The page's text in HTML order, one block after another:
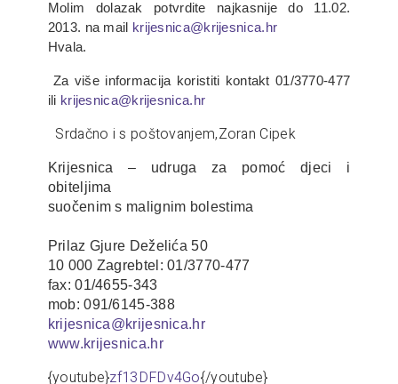
Molim dolazak potvrdite najkasnije do 11.02.
2013. na mail
krijesnica@krijesnica.hr
Hvala.
Za više informacija koristiti kontakt 01/3770-477
ili krijesnica@krijesnica.hr
Srdačno i s poštovanjem,Zoran Cipek
Krijesnica – udruga za pomoć djeci i
obiteljima
suočenim s malignim bolestima
Prilaz Gjure Deželića 50
10 000 Zagrebtel: 01/3770-477
fax: 01/4655-343
mob: 091/6145-388
krijesnica@krijesnica.hr
www.krijesnica.hr
{youtube}zf13DFDv4Go{/youtube}